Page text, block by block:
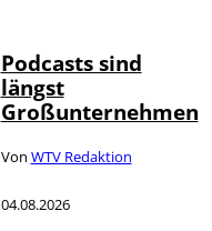
Podcasts sind
längst
Großunternehmen
Von WTV Redaktion
04.08.2026